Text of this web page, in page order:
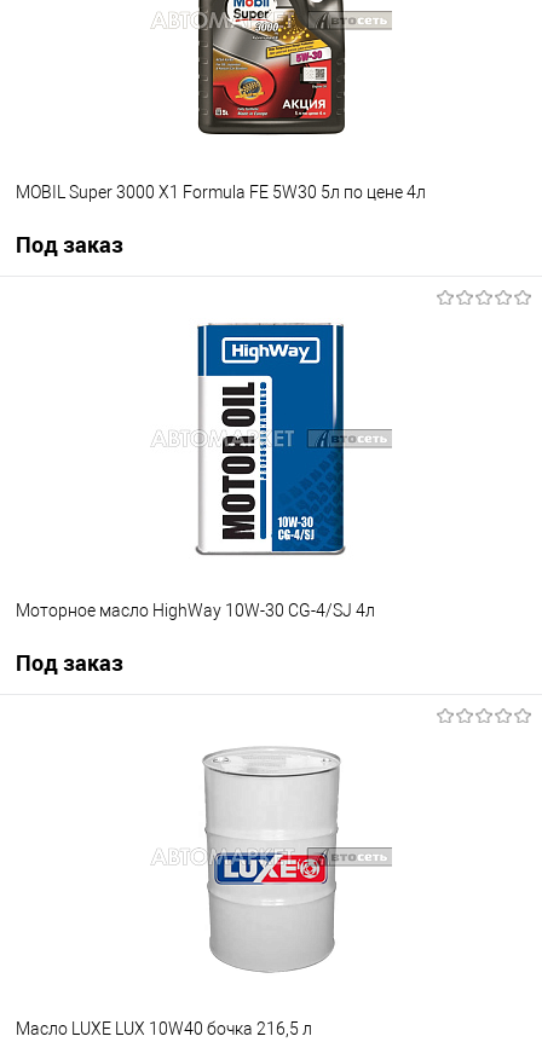
MOBIL Super 3000 X1 Formula FE 5W30 5л по цене 4л
Под заказ
Моторное масло HighWay 10W-30 CG-4/SJ 4л
Под заказ
Недоступно
Масло LUXE LUX 10W40 бочка 216,5 л